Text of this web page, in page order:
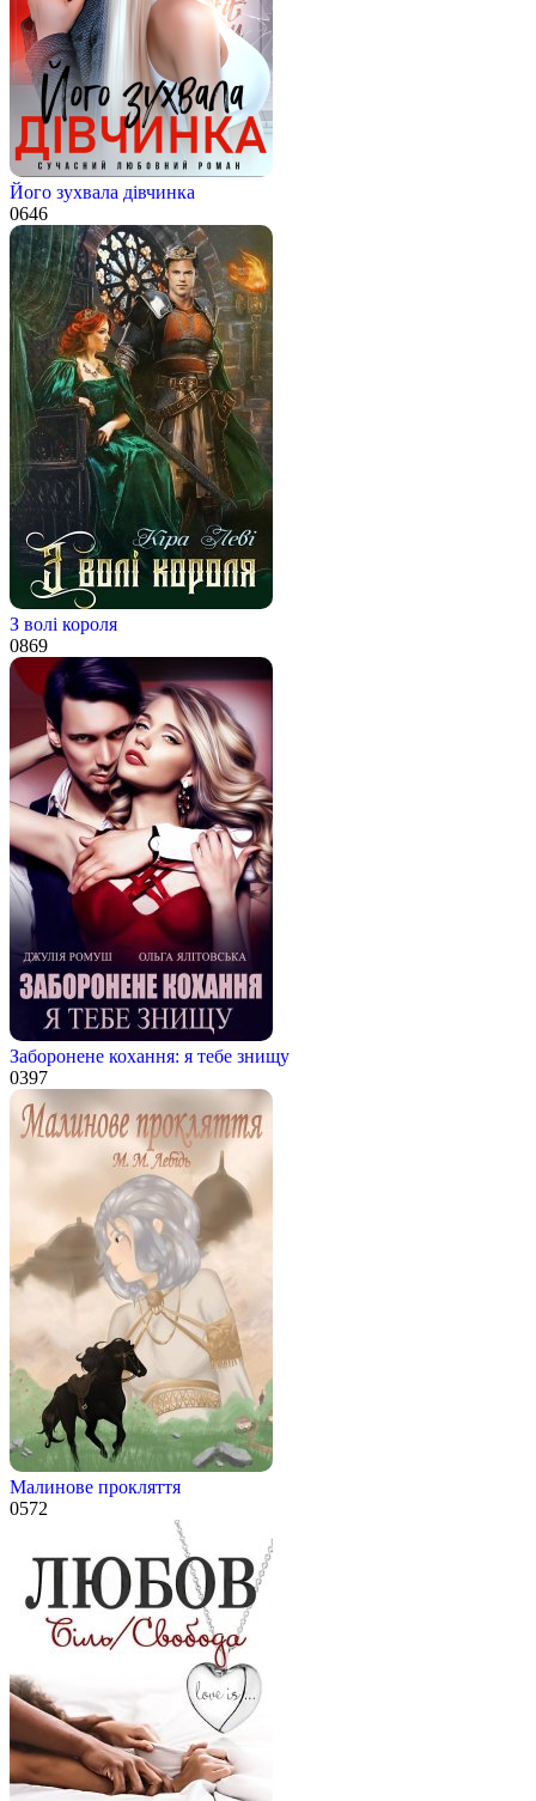
Його зухвала дівчинка
0646
З волі короля
0869
Заборонене кохання: я тебе знищу
0397
Малинове прокляття
0572